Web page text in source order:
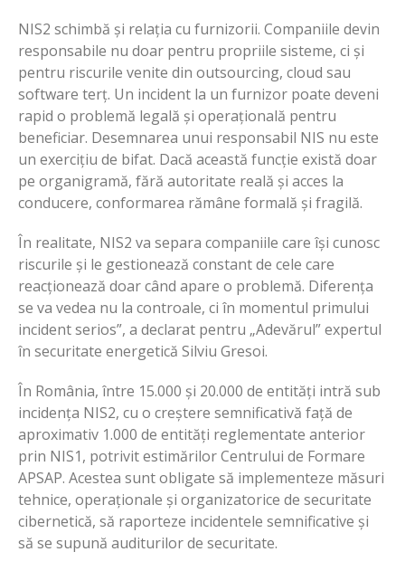
NIS2 schimbă și relația cu furnizorii. Companiile devin
responsabile nu doar pentru propriile sisteme, ci și
pentru riscurile venite din outsourcing, cloud sau
software terț. Un incident la un furnizor poate deveni
rapid o problemă legală și operațională pentru
beneficiar. Desemnarea unui responsabil NIS nu este
un exercițiu de bifat. Dacă această funcție există doar
pe organigramă, fără autoritate reală și acces la
conducere, conformarea rămâne formală și fragilă.
În realitate, NIS2 va separa companiile care își cunosc
riscurile și le gestionează constant de cele care
reacționează doar când apare o problemă. Diferența
se va vedea nu la controale, ci în momentul primului
incident serios”, a declarat pentru „Adevărul” expertul
în securitate energetică Silviu Gresoi.
În România, între 15.000 și 20.000 de entități intră sub
incidența NIS2, cu o creștere semnificativă față de
aproximativ 1.000 de entități reglementate anterior
prin NIS1, potrivit estimărilor Centrului de Formare
APSAP. Acestea sunt obligate să implementeze măsuri
tehnice, operaționale și organizatorice de securitate
cibernetică, să raporteze incidentele semnificative și
să se supună auditurilor de securitate.